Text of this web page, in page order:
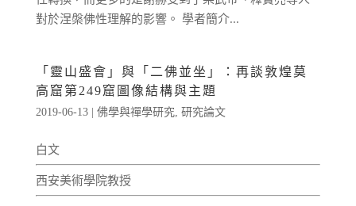
對於涅槃佛性理解的影響。 學者簡介...
「靈山盛會」與「二佛並坐」：再談敦煌莫
高窟第249窟圖像結構與主題
2019-06-13| 佛學與禪學研究 研究論文
白文
西安美術學院教授